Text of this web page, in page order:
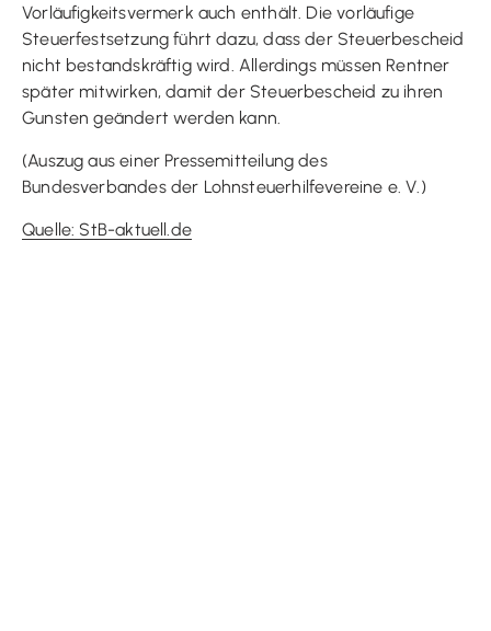
Vorläufigkeitsvermerk auch enthält. Die vorläufige
Steuerfestsetzung führt dazu, dass der Steuerbescheid
nicht bestandskräftig wird. Allerdings müssen Rentner
später mitwirken, damit der Steuerbescheid zu ihren
Gunsten geändert werden kann.
(Auszug aus einer Pressemitteilung des
Bundesverbandes der Lohnsteuerhilfevereine e. V.)
Quelle: StB-aktuell.de